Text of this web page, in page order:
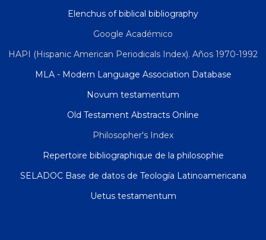
Elenchus of biblical bibliography
Google Académico
HAPI (Hispanic American Periodicals Index). Años 1970-1992
MLA - Modern Language Association Database
Novum testamentum
Old Testament Abstracts Online
Philosopher's Index
Repertoire bibliographique de la philosophie
SELADOC Base de datos de Teología Latinoamericana
Uetus testamentum